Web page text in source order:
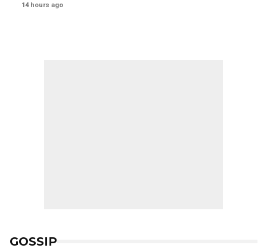
14 hours ago
GOSSIP